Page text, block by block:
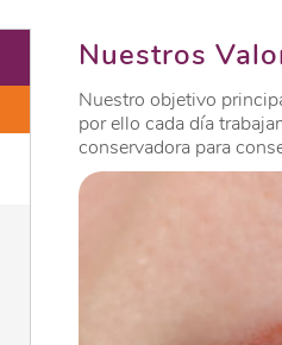
Nuestros
Nuestro objetivo
por ello cada día
conservadora para